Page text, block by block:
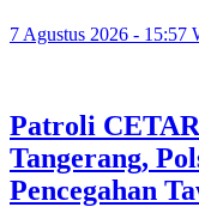
7 Agustus 2026 - 15:57
Patroli
Tangerang,
Pencegahan